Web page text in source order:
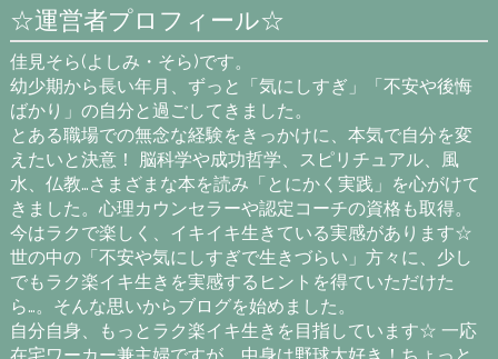
☆運営者プロフィール☆
佳見そら(よしみ・そら)です。
幼少期から長い年月、ずっと「気にしすぎ」「不安や後悔
ばかり」の自分と過ごしてきました。
とある職場での無念な経験をきっかけに、本気で自分を変
えたいと決意！ 脳科学や成功哲学、スピリチュアル、風
水、仏教…さまざまな本を読み「とにかく実践」を心がけて
きました。心理カウンセラーや認定コーチの資格も取得。
今はラクで楽しく、イキイキ生きている実感があります☆
世の中の「不安や気にしすぎで生きづらい」方々に、少し
でもラク楽イキ生きを実感するヒントを得ていただけた
ら…。そんな思いからブログを始めました。
自分自身、もっとラク楽イキ生きを目指しています☆ 一応